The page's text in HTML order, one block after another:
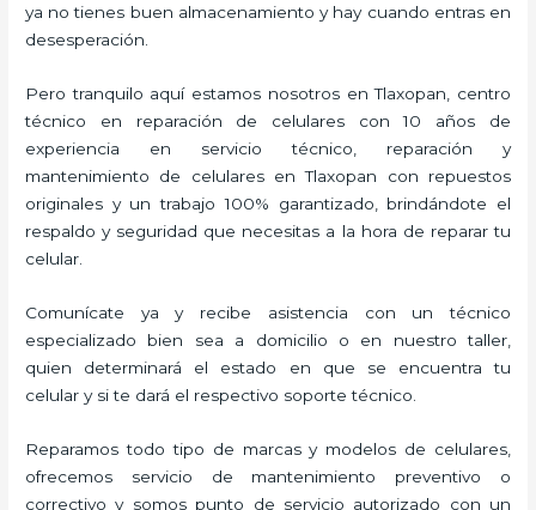
ya no tienes buen almacenamiento y hay cuando entras en
desesperación.
Pero tranquilo aquí estamos nosotros en Tlaxopan, centro
técnico en reparación de celulares con 10 años de
experiencia en servicio técnico, reparación y
mantenimiento de celulares en Tlaxopan con repuestos
originales y un trabajo 100% garantizado, brindándote el
respaldo y seguridad que necesitas a la hora de reparar tu
celular.
Comunícate ya y recibe asistencia con un técnico
especializado bien sea a domicilio o en nuestro taller,
quien determinará el estado en que se encuentra tu
celular y si te dará el respectivo soporte técnico.
Reparamos todo tipo de marcas y modelos de celulares,
ofrecemos servicio de mantenimiento preventivo o
correctivo y somos punto de servicio autorizado con un